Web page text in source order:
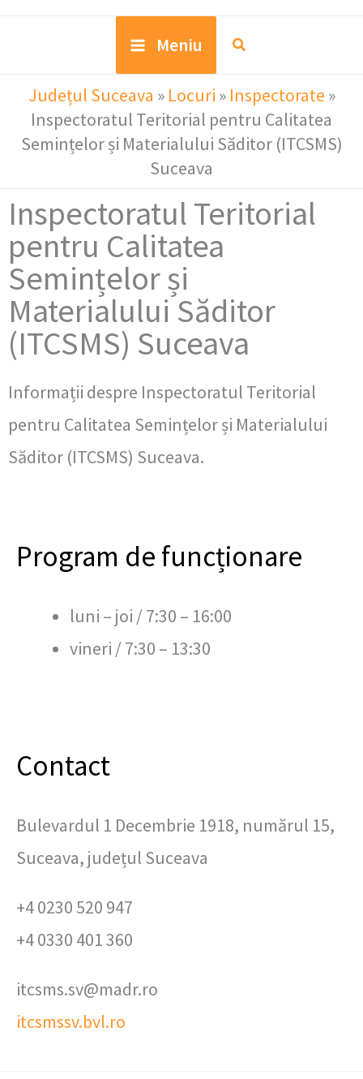
Meniu
Județul Suceava » Locuri » Inspectorate »
Inspectoratul Teritorial pentru Calitatea
Semințelor și Materialului Săditor (ITCSMS)
Suceava
Inspectoratul Teritorial
pentru Calitatea
Semințelor și
Materialului Săditor
(ITCSMS) Suceava
Informații despre Inspectoratul Teritorial
pentru Calitatea Semințelor și Materialului
Săditor (ITCSMS) Suceava.
Program de funcționare
luni – joi / 7:30 – 16:00
vineri / 7:30 – 13:30
Contact
Bulevardul 1 Decembrie 1918, numărul 15,
Suceava, județul Suceava
+4 0230 520 947
+4 0330 401 360
itcsms.sv@madr.ro
itcsmssv.bvl.ro